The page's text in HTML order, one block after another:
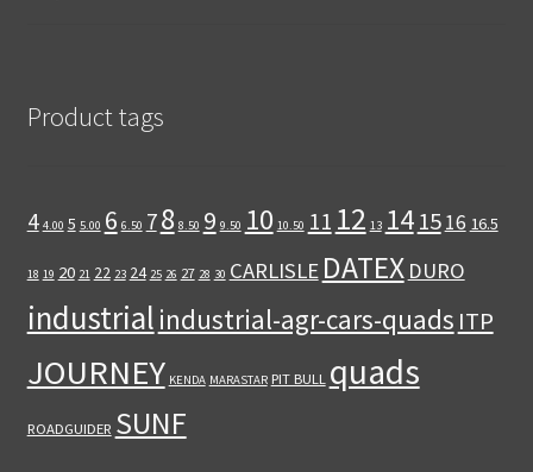
Product tags
4 4.00 5 5.00 6 6.50 78 8.50 9 9.50 10 10.50 11 12 13 14 1516 16.5
18 19 20 21 22 23 24 25 26 27 28 30 CARLISLE DATEX DURO
industrial industrial-agr-cars-quads ITP
JOURNEY KENDA MARASTAR PIT BULL quads
ROADGUIDER SUNF